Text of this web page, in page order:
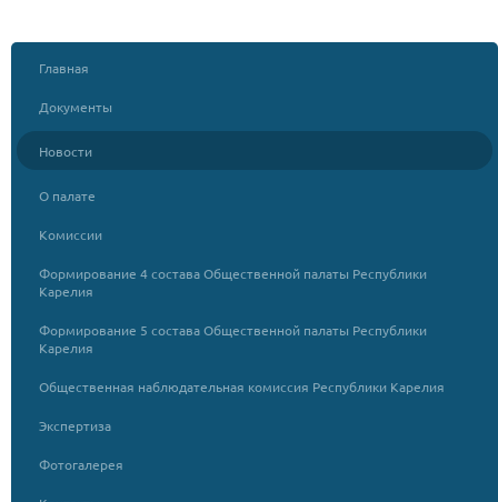
Главная
Документы
Новости
О палате
Комиссии
Формирование 4 состава Общественной палаты Республики
Карелия
Формирование 5 состава Общественной палаты Республики
Карелия
Общественная наблюдательная комиссия Республики Карелия
Экспертиза
Фотогалерея